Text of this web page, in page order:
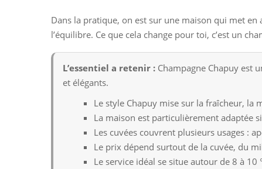
Dans la pratique, on est sur une maison qui met
l’équilibre. Ce que cela change pour toi, c’est un
L’essentiel a retenir : Champagne Chapuy est
et élégants.
Le style Chapuy mise sur la fraîcheur, la
La maison est particulièrement adaptée
Les cuvées couvrent plusieurs usages :
Le prix dépend surtout de la cuvée, du
Le service idéal se situe autour de 8 à 10